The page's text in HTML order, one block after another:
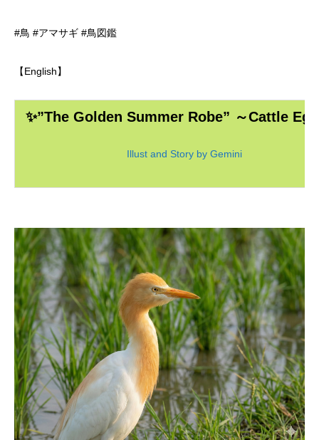
#鳥 #アマサギ #鳥図鑑
【English】
✨”The Golden Summer Robe” ～Cattle
Illust and Story by Gemini